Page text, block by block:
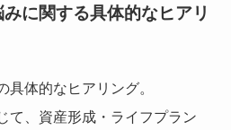
に関する具体的なヒアリ
具体的なヒアリング。
て、資産形成・ライフプラン